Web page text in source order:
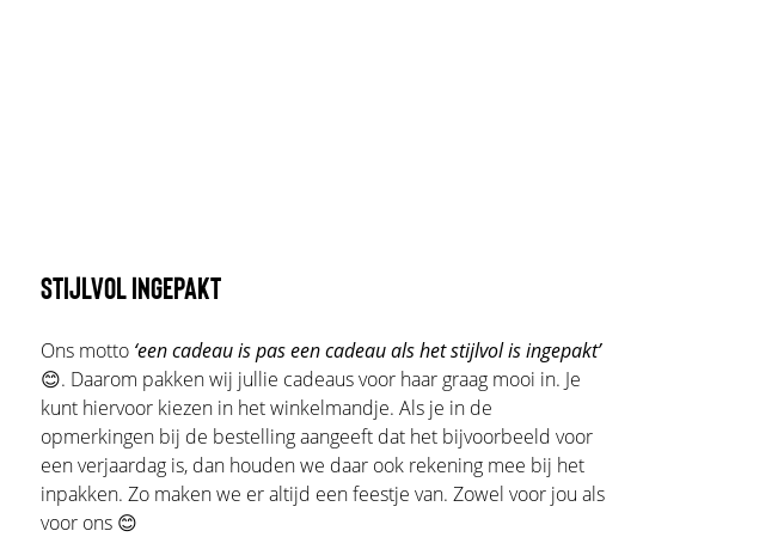
STIJLVOL INGEPAKT
Ons motto ‘een cadeau is pas een cadeau als het stijlvol is ingepakt’
😊. Daarom pakken wij jullie cadeaus voor haar graag mooi in. Je
kunt hiervoor kiezen in het winkelmandje. Als je in de
opmerkingen bij de bestelling aangeeft dat het bijvoorbeeld voor
een verjaardag is, dan houden we daar ook rekening mee bij het
inpakken. Zo maken we er altijd een feestje van. Zowel voor jou als
voor ons 😊